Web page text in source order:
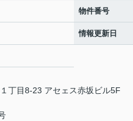
物件番号
情報更新日
丁目8-23 アセェス赤坂ビル5F